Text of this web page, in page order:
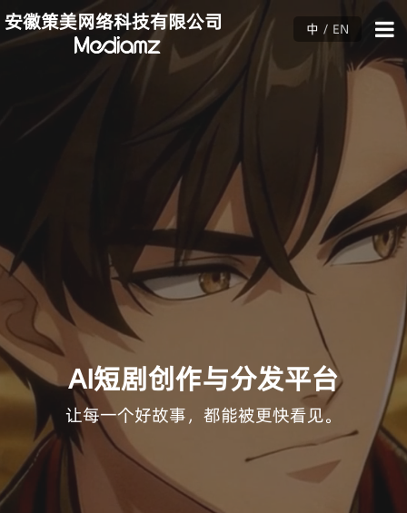
安徽策美网络科技有限公司 中 / EN
AI短剧创作与分发平台
让每一个好故事，都能被更快看见。